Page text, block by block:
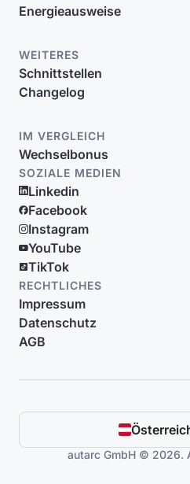
Energieausweise
WEITERES
Schnittstellen
Changelog
IM VERGLEICH
Wechselbonus
SOZIALE MEDIEN
Linkedin
Facebook
Instagram
YouTube
TikTok
RECHTLICHES
Impressum
Datenschutz
AGB
autarc GmbH © 2026.